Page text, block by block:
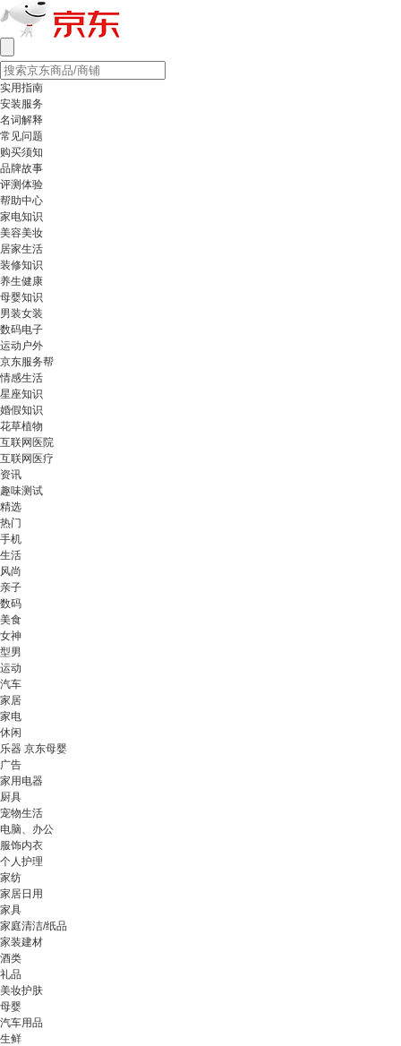
实用指南
安装服务
名词解释
常见问题
购买须知
品牌故事
评测体验
帮助中心
家电知识
美容美妆
居家生活
装修知识
养生健康
母婴知识
男装女装
数码电子
运动户外
京东服务帮
情感生活
星座知识
婚假知识
花草植物
互联网医院
互联网医疗
资讯
趣味测试
精选
热门
手机
生活
风尚
亲子
数码
美食
女神
型男
运动
汽车
家居
家电
休闲
乐器 京东母婴
广告
家用电器
厨具
宠物生活
电脑、办公
服饰内衣
个人护理
家纺
家居日用
家具
家庭清洁/纸品
家装建材
酒类
礼品
美妆护肤
母婴
汽车用品
生鲜